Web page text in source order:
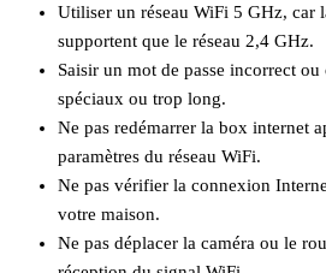
Utiliser un réseau WiFi 5 GHz, car
supportent que le réseau 2,4 GHz.
Saisir un mot de passe incorrect ou
spéciaux ou trop long.
Ne pas redémarrer la box internet
paramètres du réseau WiFi.
Ne pas vérifier la connexion
votre maison.
Ne pas déplacer la caméra ou le